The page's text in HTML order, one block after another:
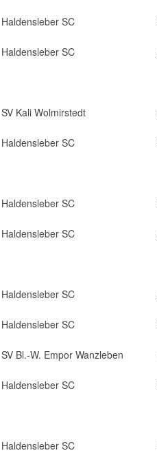
Haldensleber SC
Haldensleber SC
SV Kali Wolmirstedt
Haldensleber SC
Haldensleber SC
Haldensleber SC
Haldensleber SC
Haldensleber SC
SV Bl.-W. Empor Wanzleben
Haldensleber SC
Haldensleber SC